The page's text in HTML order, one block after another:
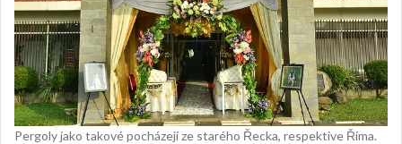
Pergoly jako takové pocházejí ze starého Řecka, respektive Říma.